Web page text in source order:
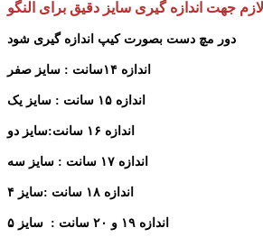
اندازه ۱۹ و ۲۰ سانت : سایز ۵